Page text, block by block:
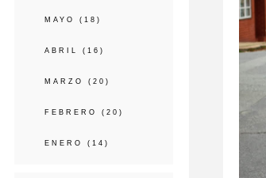
MAYO (18)
ABRIL (16)
MARZO (20)
FEBRERO (20)
ENERO (14)